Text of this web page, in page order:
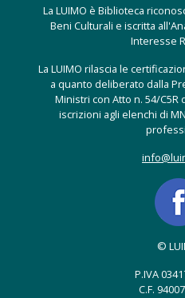
La LUIMO è Biblioteca
Beni Culturali e iscritta
Interesse
La LUIMO rilascia le
a quanto deliberato dalla
Ministri con Atto n. 54/
iscrizioni agli elenchi di
©
P.IVA
C.F.